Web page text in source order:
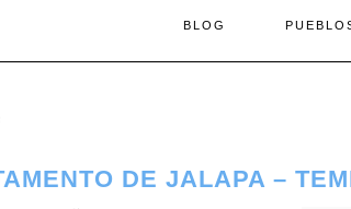
BLOG
DE JALAPA –